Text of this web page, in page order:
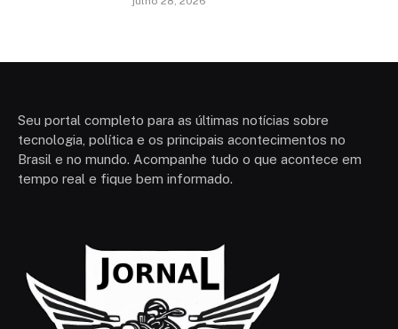
Seu portal completo para as últimas notícias sobre
tecnologia, política e os principais acontecimentos no
Brasil e no mundo. Acompanhe tudo o que acontece em
tempo real e fique bem informado.